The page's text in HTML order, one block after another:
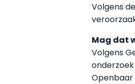
Volgens
Mag dat
Volgens
Openbaar